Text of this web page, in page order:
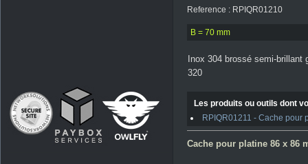
Reference : RPIQR01210
B = 70 mm
Inox 304 brossé semi-brillant
320
Les produits ou outils dont
RPIQR01211 - Cache pour
Cache pour platine 86 x 86